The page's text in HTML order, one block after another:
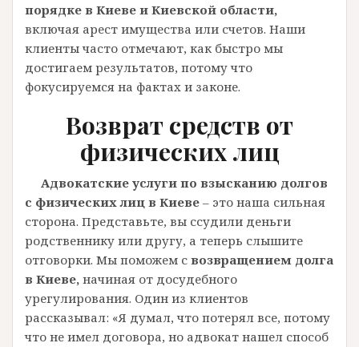
порядке в Киеве и Киевской области,
включая арест имущества или счетов. Наши
клиенты часто отмечают, как быстро мы
достигаем результатов, потому что
фокусируемся на фактах и законе.
Возврат средств от
физических лиц
Адвокатские услуги по взысканию долгов
с физических лиц в Киеве – это наша сильная
сторона. Представьте, вы ссудили деньги
родственнику или другу, а теперь слышите
отговорки. Мы поможем с возвращением долга
в Киеве, начиная от досудебного
урегулирования. Один из клиентов
рассказывал: «Я думал, что потерял все, потому
что не имел договора, но адвокат нашел способ